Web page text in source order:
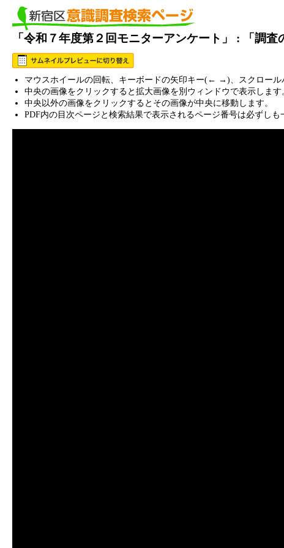
「令和７年度第２回モニターアンケート」 : 「調
マウスホイールの回転、キーボードの矢印キー(← →)、スクロール
中央の画像をクリックすると拡大画像を別ウィンドウで表示します
中央以外の画像をクリックするとその画像が中央に移動します。
PDF内の目次ページと検索結果で表示されるページ番号は必ずしも